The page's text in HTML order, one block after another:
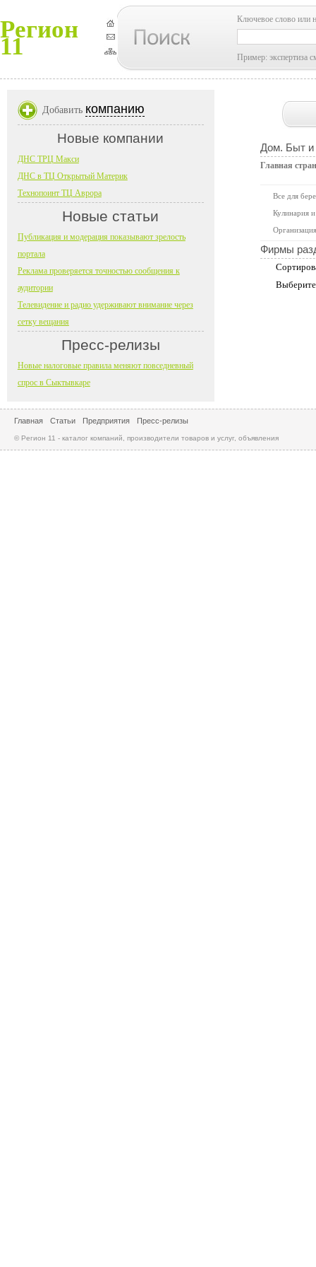
Регион
11
Ключевое слово или
Пример: экспертиза
Дом. Быт
Главная
Все для
Кулинария
Фирмы
Добавить компанию
Новые компании
ДНС ТРЦ Макси
ДНС в ТЦ Открытый Материк
Технопоинт ТЦ Аврора
Новые статьи
Публикация и модерация показывают зрелость
портала
Реклама проверяется точностью сообщения к
аудитории
Телевидение и радио удерживают внимание через
сетку вещания
Пресс-релизы
Новые налоговые правила меняют повседневный
спрос в Сыктывкаре
Главная Статьи Предприятия Пресс-релизы
© Регион 11 - каталог компаний, производители товаров и услуг, объявления